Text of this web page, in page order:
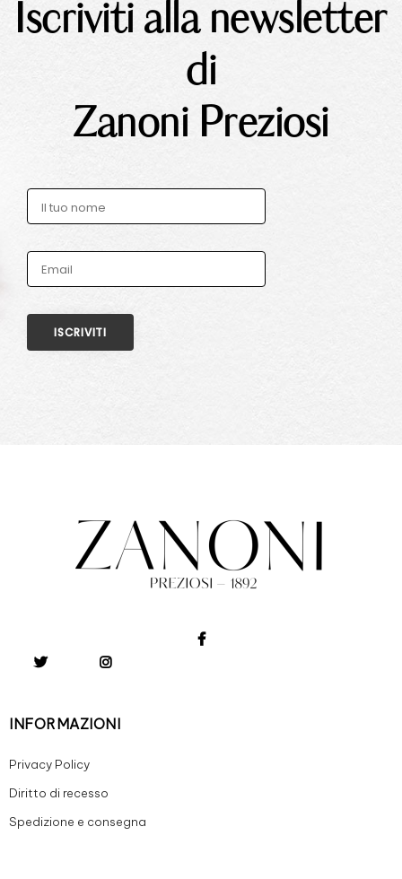
Iscriviti alla newsletter
di
Zanoni Preziosi
INFORMAZIONI
Privacy Policy
Diritto di recesso
Spedizione e consegna